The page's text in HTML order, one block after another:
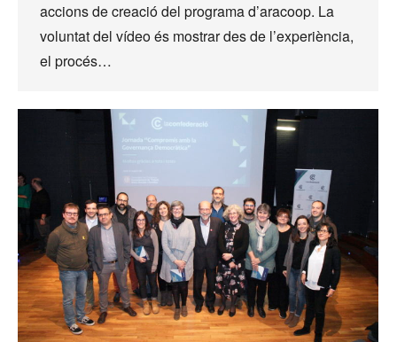
accions de creació del programa d’aracoop. La
voluntat del vídeo és mostrar des de l’experiència,
el procés…